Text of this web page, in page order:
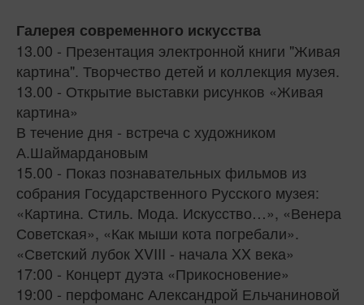
Галерея современного искусства
13.00 - Презентация электронной книги "Живая
картина". Творчество детей и коллекция музея.
13.00 - Открытие выставки рисунков «Живая
картина»
В течение дня - встреча с художником
А.Шаймардановым
15.00 - Показ познавательных фильмов из
собрания Государственного Русского музея:
«Картина. Стиль. Мода. Искусство…», «Венера
Советская», «Как мыши кота погребали».
«Светский лубок XVIII - начала XX века»
17:00 - Концерт дуэта «Прикосновение»
19:00 - перфоманс Александрой Ельчаниновой